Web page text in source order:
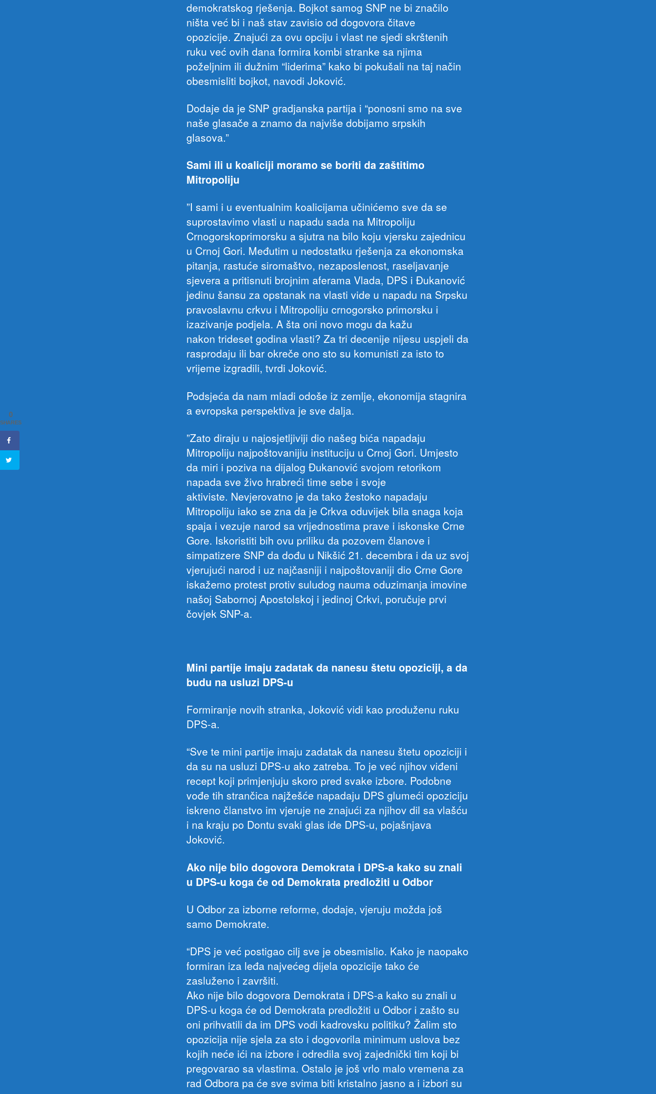
demokratskog rješenja. Bojkot samog SNP ne bi značilo
ništa već bi i naš stav zavisio od dogovora čitave
opozicije. Znajući za ovu opciju i vlast ne sjedi skrštenih
ruku već ovih dana formira kombi stranke sa njima
poželjnim ili dužnim “liderima” kako bi pokušali na taj način
obesmisliti bojkot, navodi Joković.
Dodaje da je SNP gradjanska partija i “ponosni smo na sve
naše glasače a znamo da najviše dobijamo srpskih
glasova.”
Sami ili u koaliciji moramo se boriti da zaštitimo
Mitropoliju
”I sami i u eventualnim koalicijama učinićemo sve da se
suprostavimo vlasti u napadu sada na Mitropoliju
Crnogorskoprimorsku a sjutra na bilo koju vjersku zajednicu
u Crnoj Gori. Međutim u nedostatku rješenja za ekonomska
pitanja, rastuće siromaštvo, nezaposlenost, raseljavanje
sjevera a pritisnuti brojnim aferama Vlada, DPS i Đukanović
jedinu šansu za opstanak na vlasti vide u napadu na Srpsku
pravoslavnu crkvu i Mitropoliju crnogorsko primorsku i
izazivanje podjela. A šta oni novo mogu da kažu
nakon trideset godina vlasti? Za tri decenije nijesu uspjeli da
rasprodaju ili bar okreče ono sto su komunisti za isto to
vrijeme izgradili, tvrdi Joković.
Podsjeća da nam mladi odoše iz zemlje, ekonomija stagnira
a evropska perspektiva je sve dalja.
”Zato diraju u najosjetljiviji dio našeg bića napadaju
Mitropoliju najpoštovanijiu instituciju u Crnoj Gori. Umjesto
da miri i poziva na dijalog Đukanović svojom retorikom
napada sve živo hrabreći time sebe i svoje
aktiviste. Nevjerovatno je da tako žestoko napadaju
Mitropoliju iako se zna da je Crkva oduvijek bila snaga koja
spaja i vezuje narod sa vrijednostima prave i iskonske Crne
Gore. Iskoristiti bih ovu priliku da pozovem članove i
simpatizere SNP da dođu u Nikšić 21. decembra i da uz svoj
vjerujući narod i uz najčasniji i najpoštovaniji dio Crne Gore
iskažemo protest protiv suludog nauma oduzimanja imovine
našoj Sabornoj Apostolskoj i jedinoj Crkvi, poručuje prvi
čovjek SNP-a.
Mini partije imaju zadatak da nanesu štetu opoziciji, a da
budu na usluzi DPS-u
Formiranje novih stranka, Joković vidi kao produženu ruku
DPS-a.
“Sve te mini partije imaju zadatak da nanesu štetu opoziciji i
da su na usluzi DPS-u ako zatreba. To je već njihov viđeni
recept koji primjenjuju skoro pred svake izbore. Podobne
vođe tih strančica najžešće napadaju DPS glumeći opoziciju
iskreno članstvo im vjeruje ne znajući za njihov dil sa vlašću
i na kraju po Dontu svaki glas ide DPS-u, pojašnjava
Joković.
Ako nije bilo dogovora Demokrata i DPS-a kako su znali
u DPS-u koga će od Demokrata predložiti u Odbor
U Odbor za izborne reforme, dodaje, vjeruju možda još
samo Demokrate.
“DPS je već postigao cilj sve je obesmislio. Kako je naopako
formiran iza leđa najvećeg dijela opozicije tako će
zasluženo i završiti.
Ako nije bilo dogovora Demokrata i DPS-a kako su znali u
DPS-u koga će od Demokrata predložiti u Odbor i zašto su
oni prihvatili da im DPS vodi kadrovsku politiku? Žalim sto
opozicija nije sjela za sto i dogovorila minimum uslova bez
kojih neće ići na izbore i odredila svoj zajednički tim koji bi
pregovarao sa vlastima. Ostalo je još vrlo malo vremena za
rad Odbora pa će sve svima biti kristalno jasno a i izbori su
0
SHARES